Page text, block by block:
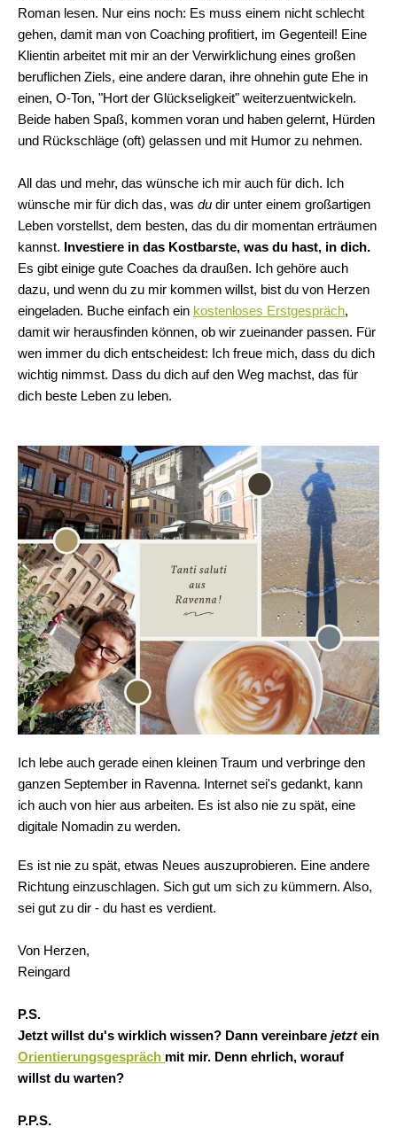
Roman lesen. Nur eins noch: Es muss einem nicht schlecht
gehen, damit man von Coaching profitiert, im Gegenteil! Eine
Klientin arbeitet mit mir an der Verwirklichung eines großen
beruflichen Ziels, eine andere daran, ihre ohnehin gute Ehe in
einen, O-Ton, "Hort der Glückseligkeit" weiterzuentwickeln.
Beide haben Spaß, kommen voran und haben gelernt, Hürden
und Rückschläge (oft) gelassen und mit Humor zu nehmen.
All das und mehr, das wünsche ich mir auch für dich. Ich
wünsche mir für dich das, was du dir unter einem großartigen
Leben vorstellst, dem besten, das du dir momentan erträumen
kannst. Investiere in das Kostbarste, was du hast, in dich.
Es gibt einige gute Coaches da draußen. Ich gehöre auch
dazu, und wenn du zu mir kommen willst, bist du von Herzen
eingeladen. Buche einfach ein kostenloses Erstgespräch,
damit wir herausfinden können, ob wir zueinander passen. Für
wen immer du dich entscheidest: Ich freue mich, dass du dich
wichtig nimmst. Dass du dich auf den Weg machst, das für
dich beste Leben zu leben.
Ich lebe auch gerade einen kleinen Traum und verbringe den
ganzen September in Ravenna. Internet sei's gedankt, kann
ich auch von hier aus arbeiten. Es ist also nie zu spät, eine
digitale Nomadin zu werden.
Es ist nie zu spät, etwas Neues auszuprobieren. Eine andere
Richtung einzuschlagen. Sich gut um sich zu kümmern. Also,
sei gut zu dir - du hast es verdient.
Von Herzen,
Reingard
P.S.
Jetzt willst du's wirklich wissen? Dann vereinbare jetztein
Orientierungsgespräch mit mir. Denn ehrlich, worauf
willst du warten?
P.P.S.